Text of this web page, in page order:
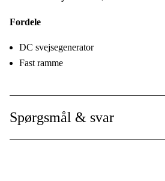
Tankvolumen
Drivkilde:
Dimensioner BxLxH
Vægt:
Max effekt:
Fordele
DC svejsegenerator
Fast ramme
Spørgsmål & svar